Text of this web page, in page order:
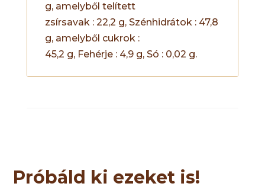
g, amelyből telített
zsírsavak : 22,2 g, Szénhidrátok : 47,8
g, amelyből cukrok :
45,2 g, Fehérje : 4,9 g, Só : 0,02 g.
Próbáld ki ezeket is!